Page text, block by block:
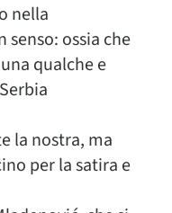
nella
ossia che
qualche e
la nostra, ma
per la satira e